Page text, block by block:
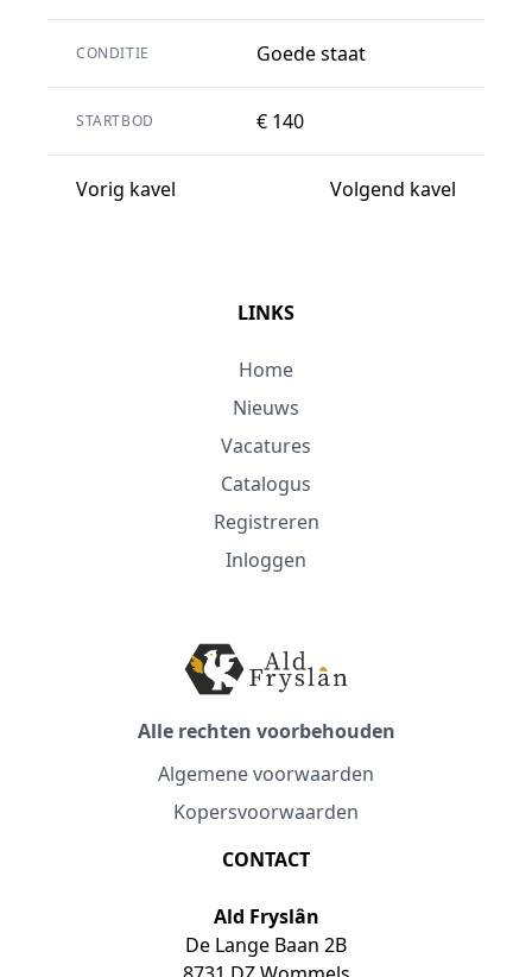
CONDITIE Goede staat
STARTBOD € 140
Vorig kavel Volgend kavel
LINKS
Home
Nieuws
Vacatures
Catalogus
Registreren
Inloggen
Alle rechten voorbehouden
Algemene voorwaarden
Kopersvoorwaarden
CONTACT
Ald Fryslân
De Lange Baan 2B